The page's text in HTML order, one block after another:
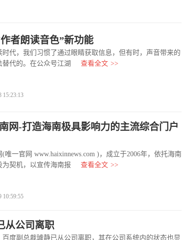
者朗读音色”新功能
，我们习惯了通过眼睛获取信息，但有时，声音带来的
代的。在公众号江湖
查看全文 >>
网-打造海南极具影响力的主流综合门户
官网 www.haixinnews.com )，成立于2006年，依托海南
为契机，以宣传海南报
查看全文 >>
从公司离职
副总裁璩静已从公司离职，其在公司系统内的状态也显